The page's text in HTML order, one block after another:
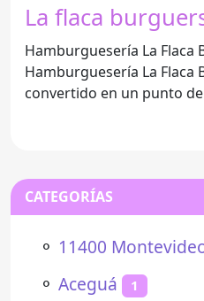
La flaca
Hamburguesería La Flaca
Hamburguesería La Flaca
convertido en un punto
CATEGORÍAS
⚬ 11400
⚬ Aceguá 1